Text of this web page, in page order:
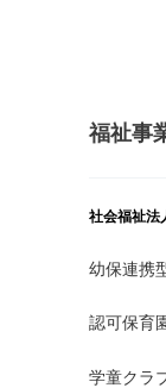
福祉事
社会福祉法
幼保連携
認可保育
学童クラ